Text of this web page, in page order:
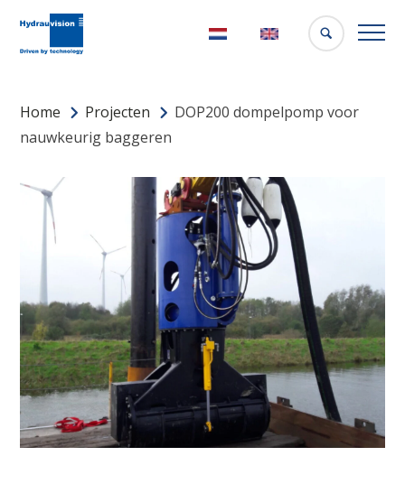
NederlandsEnglish
Home Projecten
DOP200 dompelpomp voor
nauwkeurig baggeren